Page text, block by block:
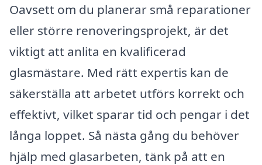
Oavsett om du planerar små reparationer
eller större renoveringsprojekt, är det
viktigt att anlita en kvalificerad
glasmästare. Med rätt expertis kan de
säkerställa att arbetet utförs korrekt och
effektivt, vilket sparar tid och pengar i det
långa loppet. Så nästa gång du behöver
hjälp med glasarbeten, tänk på att en